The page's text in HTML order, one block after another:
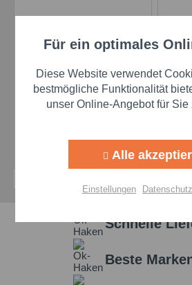
Kühler-Dicht - 250 ml
2m Maukner
Inhalt 12 Stk(4,27 € * / 1 Stk)
ml
Inhalt
Schnelle
Beste
Funktionale
Marketing
Personalisierung
Einstellungen
Für ein optimales
Diese Website verwendet
bestmögliche Funktionalität
unser Online-Angebot für Sie
Alle
Einstellungen